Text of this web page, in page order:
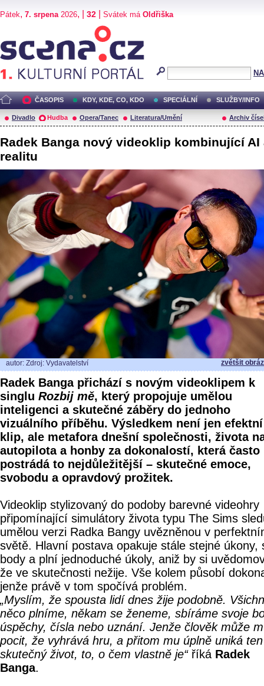
Pátek, 7. srpena2026, | 32 Svátek má Oldřiška
ČASOPIS KDY, KDE, CO, KDO SPECIÁLNÍ SLUŽBY/INFO
Divadlo Hudba Opera/Tanec Literatura/Umění Archiv
Radek Banga nový videoklip kombinující AI
realitu
autor: Zdroj: Vydavatelství zvětšit
Radek Banga přichází s novým videoklipem k
singlu Rozbij mě, který propojuje umělou
inteligenci a skutečné záběry do jednoho
vizuálního příběhu. Výsledkem není jen
klip, ale metafora dnešní společnosti, života
autopilota a honby za dokonalostí, která často
postrádá to nejdůležitější – skutečné emoce,
svobodu a opravdový prožitek.
Videoklip stylizovaný do podoby barevné videohry
připomínající simulátory života typu The Sims
umělou verzi Radka Bangy uvězněnou v
světě. Hlavní postava opakuje stále stejné úkony,
body a plní jednoduché úkoly, aniž by si
že ve skutečnosti nežije. Vše kolem působí
jenže právě v tom spočívá problém.
„Myslím, že spousta lidí dnes žije podobně.
něco plníme, někam se ženeme, sbíráme svoje
úspěchy, čísla nebo uznání. Jenže člověk může
pocit, že vyhrává hru, a přitom mu úplně uniká ten
skutečný život, to, o čem vlastně je“říká Radek
Banga.